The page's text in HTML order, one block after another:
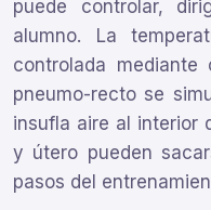
puede controlar,
alumno. La
controlada
pneumo-recto se
insufla aire al interior
y útero pueden
pasos del